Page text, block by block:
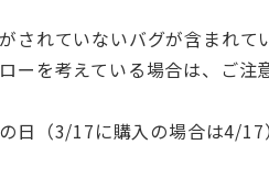
されていないバグが含まれ
を考えている場合は、ご注
日（3/17に購入の場合は4/